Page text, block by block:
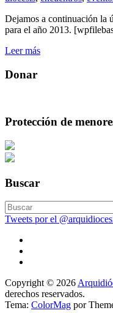
Dejamos a continuación la
para el año 2013.
Leer más
Donar
Protección de
Buscar
Tweets por el
Copyright © 2026
derechos reservados.
Tema: ColorMag por